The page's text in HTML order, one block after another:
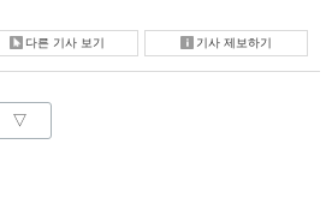
다른 기사 보기 기사 제보하기
▽